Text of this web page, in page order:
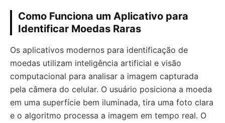
Como Funciona um Aplicativo para
Identificar Moedas Raras
Os aplicativos modernos para identificação de
moedas utilizam inteligência artificial e visão
computacional para analisar a imagem capturada
pela câmera do celular. O usuário posiciona a moeda
em uma superfície bem iluminada, tira uma foto clara
e o algoritmo processa a imagem em tempo real. O